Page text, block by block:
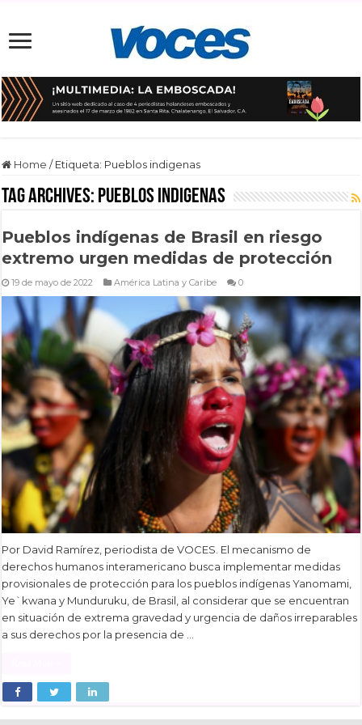
Home / Etiqueta: Pueblos indigenas
Tag Archives: Pueblos indigenas
Pueblos indígenas de Brasil en riesgo
extremo urgen medidas de protección
19 de mayo de 2022 América Latina y Caribe 0
Por David Ramírez, periodista de VOCES. El mecanismo de
derechos humanos interamericano busca implementar medidas
provisionales de protección para los pueblos indígenas Yanomami,
Ye`kwana y Munduruku, de Brasil, al considerar que se encuentran
en situación de extrema gravedad y urgencia de daños irreparables
a sus derechos por la presencia de …